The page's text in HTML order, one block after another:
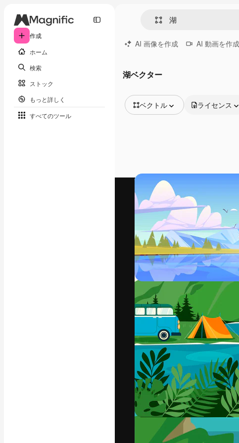
作成
ホーム
検索
ストック
もっと詳しく
すべてのツール
AI 画像を作成 AI 動画を作成
湖ベクター
ベクトル
動画
モーショングラフィックス
動画テンプレート
アイコン
3D モデル
フォント
ライセンス
最高のクリエイティ
ットフォーム。クリ
店、スタジオを含む
います。
日本語
Copyright © 2010-